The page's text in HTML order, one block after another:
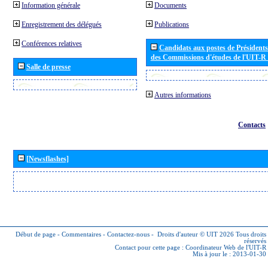
Information générale
Enregistrement des délégués
Conférences relatives
Salle de presse
Documents
Publications
Candidats aux postes de
des Commissions d'études de l'UIT-
Autres informations
Contacts
[Newsflashes]
Début de page - Commentaires - Contactez-nous - Droits d'auteur © UIT 2026 Tous droits
réservés
Contact pour cette page : Coordinateur Web de l'UIT-R
Mis à jour le : 2013-01-30